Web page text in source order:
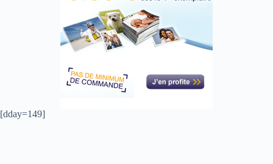
[dday=149]